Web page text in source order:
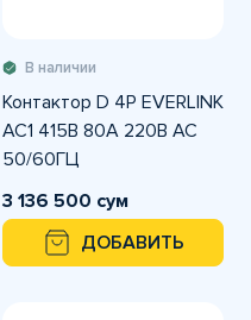
В наличии
Контактор D 4P EVERLINK
AC1 415В 80A 220В AC
50/60ГЦ
3 136 500 сум
ДОБАВИТЬ